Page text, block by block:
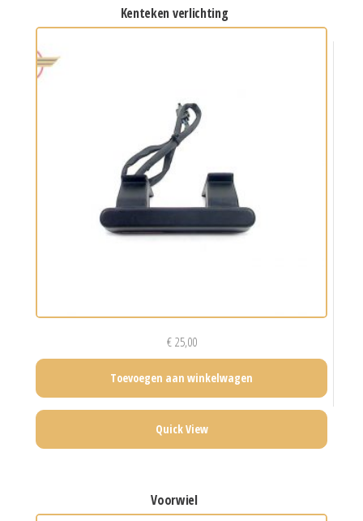
kenteken verlichting
€25,00
Toevoegen aan winkelwagen
Quick View
voorwiel